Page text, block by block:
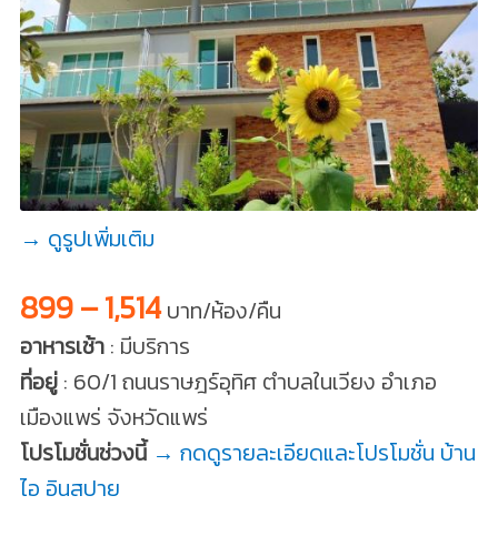
→ ดูรูปเพิ่มเติม
899 – 1,514บาท/ห้อง/คืน
อาหารเช้า: มีบริการ
ที่อยู่: 60/1 ถนนราษฎร์อุทิศ ตำบลในเวียง อำเภอ
เมืองแพร่ จังหวัดแพร่
โปรโมชั่นช่วงนี้ → กดดูรายละเอียดและโปรโมชั่น บ้าน
ไอ อินสปาย